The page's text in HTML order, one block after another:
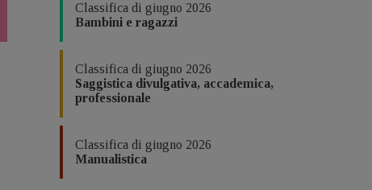
Classifica di giugno 2026
Bambini e ragazzi
Classifica di giugno 2026
Saggistica divulgativa, accademica,
professionale
Classifica di giugno 2026
Manualistica